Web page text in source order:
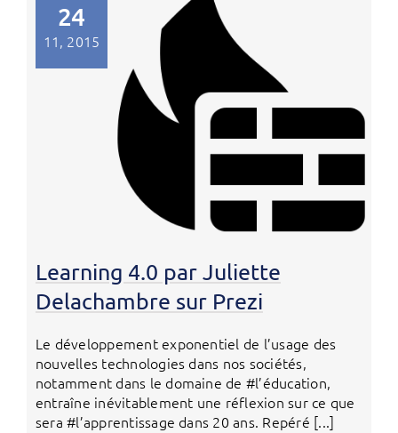
24
11, 2015
Learning 4.0 par Juliette
Delachambre sur Prezi
Le développement exponentiel de l’usage des
nouvelles technologies dans nos sociétés,
notamment dans le domaine de #l’éducation,
entraîne inévitablement une réflexion sur ce que
sera #l’apprentissage dans 20 ans. Repéré [...]